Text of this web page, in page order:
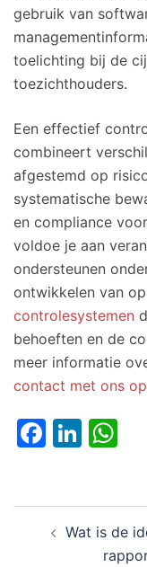
gebruik van
toelichting bij de
toezichthouders.
Een effectief
combineert
afgestemd op
systematische
en compliance
voldoe je aan
ondersteunen
ontwikkelen van
controlesystemen
behoeften en de
meer informatie
contact met ons
navigatie
Wat is de